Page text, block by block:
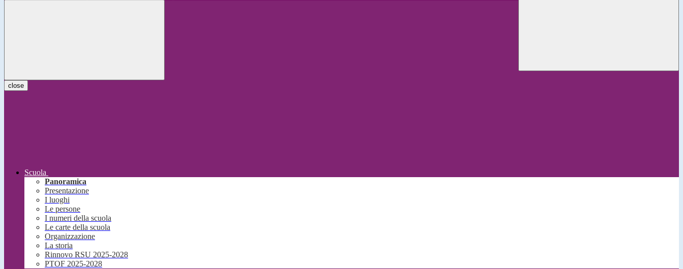
close
Scuola
Panoramica
Presentazione
I luoghi
Le persone
I numeri della scuola
Le carte della scuola
Organizzazione
La storia
Rinnovo RSU 2025-2028
PTOF 2025-2028